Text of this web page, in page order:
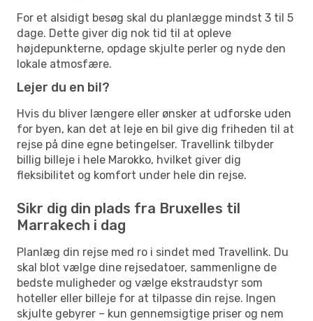
For et alsidigt besøg skal du planlægge mindst 3 til 5
dage. Dette giver dig nok tid til at opleve
højdepunkterne, opdage skjulte perler og nyde den
lokale atmosfære.
Lejer du en bil?
Hvis du bliver længere eller ønsker at udforske uden
for byen, kan det at leje en bil give dig friheden til at
rejse på dine egne betingelser. Travellink tilbyder
billig billeje i hele Marokko, hvilket giver dig
fleksibilitet og komfort under hele din rejse.
Sikr dig din plads fra Bruxelles til
Marrakech i dag
Planlæg din rejse med ro i sindet med Travellink. Du
skal blot vælge dine rejsedatoer, sammenligne de
bedste muligheder og vælge ekstraudstyr som
hoteller eller billeje for at tilpasse din rejse. Ingen
skjulte gebyrer – kun gennemsigtige priser og nem